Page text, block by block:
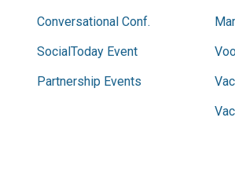
Conversational Conf.
SocialToday Event
Partnership Events